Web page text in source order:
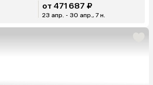
от 471 687 ₽
23 апр. - 30 апр., 7 н.